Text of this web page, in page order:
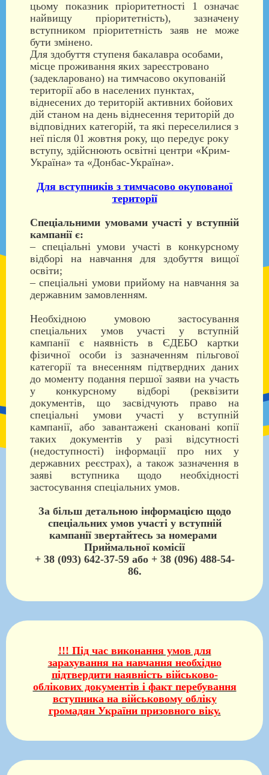
цьому показник пріоритетності 1 означає
найвищу пріоритетність), зазначену
вступником пріоритетність заяв не може
бути змінено.
Для здобуття ступеня бакалавра особами,
місце проживання яких зареєстровано
(задекларовано) на тимчасово окупованій
території або в населених пунктах,
віднесених до територій активних бойових
дій станом на день віднесення територій до
відповідних категорій, та які переселилися з
неї після 01 жовтня року, що передує року
вступу, здійснюють освітні центри «Крим-
Україна» та «Донбас-Україна».
Для вступників з тимчасово окупованої
території
Спеціальними умовами участі у вступній
кампанії є:
– спеціальні умови участі в конкурсному
відборі на навчання для здобуття вищої
освіти;
– спеціальні умови прийому на навчання за
державним замовленням.
Необхідною умовою застосування
спеціальних умов участі у вступній
кампанії є наявність в ЄДЕБО картки
фізичної особи із зазначенням пільгової
категорії та внесенням підтвердних даних
до моменту подання першої заяви на участь
у конкурсному відборі (реквізити
документів, що засвідчують право на
спеціальні умови участі у вступній
кампанії, або завантажені скановані копії
таких документів у разі відсутності
(недоступності) інформації про них у
державних реєстрах), а також зазначення в
заяві вступника щодо необхідності
застосування спеціальних умов.
За більш детальною інформацією щодо
спеціальних умов участі у вступній
кампанії звертайтесь за номерами
Приймальної комісії
+ 38 (093) 642-37-59 або + 38 (096) 488-54-
86.
!!! Під час виконання умов для
зарахування на навчання необхідно
підтвердити наявність військово-
облікових документів і факт перебування
вступника на військовому обліку
громадян України призовного віку.